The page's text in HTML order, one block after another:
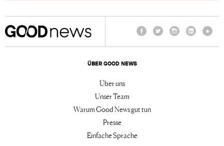
ÜBER GOOD NEWS
Über uns
Unser Team
Warum Good News gut tun
Presse
Einfache Sprache